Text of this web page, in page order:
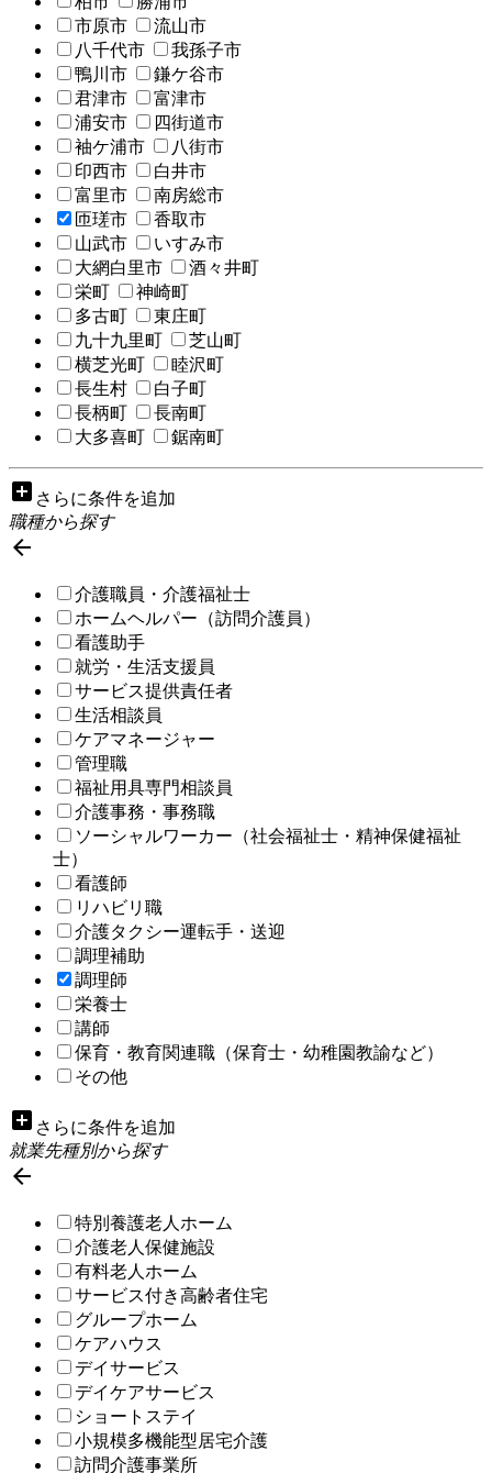
市原市
流山市
八千代市
我孫子市
鴨川市
鎌ケ谷市
君津市
富津市
浦安市
四街道市
袖ケ浦市
八街市
印西市
白井市
富里市
南房総市
匝瑳市
香取市
山武市
いすみ市
大網白里市
酒々井町
栄町
神崎町
多古町
東庄町
九十九里町
芝山町
横芝光町
睦沢町
長生村
白子町
長柄町
長南町
大多喜町
鋸南町
add_box さらに条件を追加
職種から探す

介護職員・介護福祉士
ホームヘルパー（訪問介護員）
看護助手
就労・生活支援員
サービス提供責任者
生活相談員
ケアマネージャー
管理職
福祉用具専門相談員
介護事務・事務職
ソーシャルワーカー（社会福祉士・精神保健福祉
士）
看護師
リハビリ職
介護タクシー運転手・送迎
調理補助
調理師
栄養士
講師
保育・教育関連職（保育士・幼稚園教諭など）
その他
add_box さらに条件を追加
就業先種別から探す

特別養護老人ホーム
介護老人保健施設
有料老人ホーム
サービス付き高齢者住宅
グループホーム
ケアハウス
デイサービス
デイケアサービス
ショートステイ
小規模多機能型居宅介護
訪問介護事業所